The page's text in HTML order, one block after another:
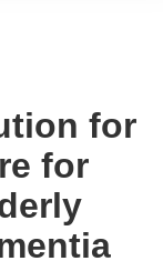
for
for